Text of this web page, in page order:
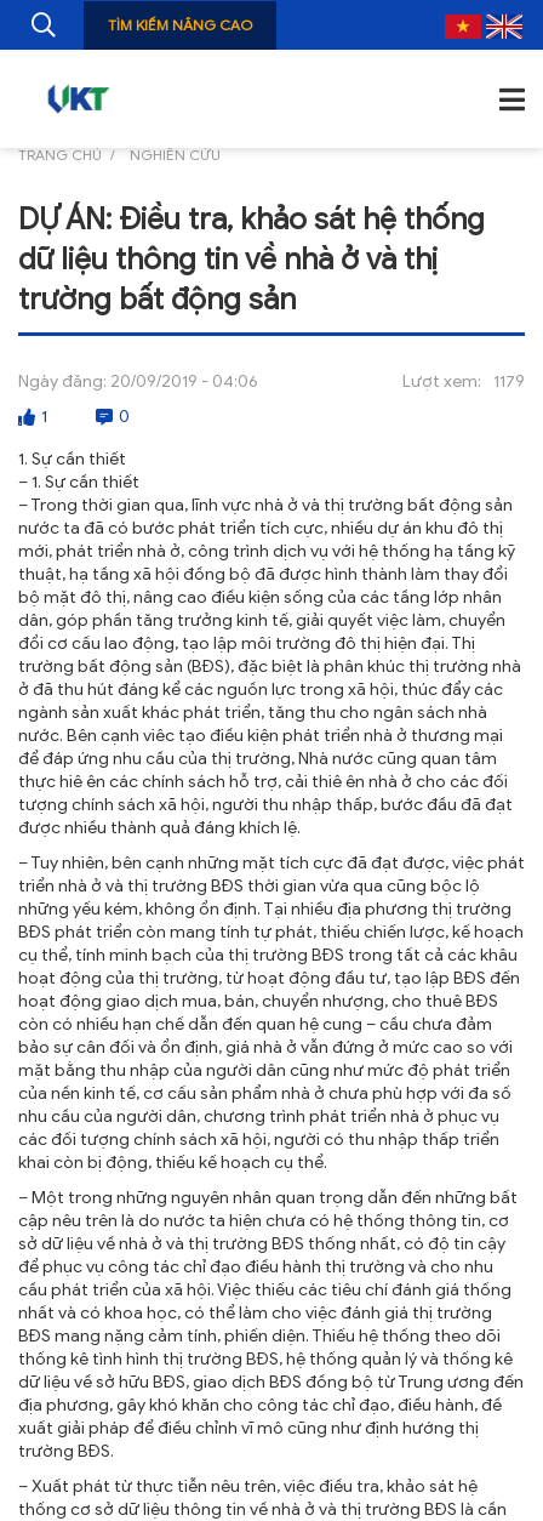
GIỚI THIỆU
TIN TỨC
NGHIÊN CỨU
ẤN PHẨM
TƯ VẤN
THÔNG TIN CÔNG BỐ
TRA CỨU VĂN BẢN
TRAO ĐỔI
TÌM KIẾM NÂNG CAO
TRANG CHỦ NGHIÊN CỨU
DỰ ÁN: Điều tra, khảo sát hệ thống
dữ liệu thông tin về nhà ở và thị
trường bất động sản
Ngày đăng: 20/09/2019 - 04:06 Lượt xem:
1179
1
0
1. Sự cần thiết
– 1. Sự cần thiết
– Trong thời gian qua, lĩnh vực nhà ở và thị trường bất động sản
nước ta đã có bước phát triển tích cực, nhiều dự án khu đô thị
mới, phát triển nhà ở, công trình dịch vụ với hệ thống hạ tầng kỹ
thuật, hạ tầng xã hội đồng bộ đã được hình thành làm thay đổi
bộ mặt đô thị, nâng cao điều kiện sống của các tầng lớp nhân
dân, góp phần tăng trưởng kinh tế, giải quyết việc làm, chuyển
đổi cơ cấu lao động, tạo lập môi trường đô thị hiện đại. Thị
trường bất động sản (BĐS), đặc biệt là phân khúc thị trường nhà
ở đã thu hút đáng kể các nguồn lực trong xã hội, thúc đẩy các
ngành sản xuất khác phát triển, tăng thu cho ngân sách nhà
nước. Bên cạnh viêc tạo điều kiện phát triển nhà ở thương mại
để đáp ứng nhu cầu của thị trường, Nhà nước cũng quan tâm
thực hiê ên các chính sách hỗ trợ, cải thiê ên nhà ở cho các đối
tượng chính sách xã hội, người thu nhập thấp, bước đầu đã đạt
được nhiều thành quả đáng khích lệ.
– Tuy nhiên, bên cạnh những mặt tích cực đã đạt được, việc phát
triển nhà ở và thị trường BĐS thời gian vừa qua cũng bộc lộ
những yếu kém, không ổn định. Tại nhiều địa phương thị trường
BĐS phát triển còn mang tính tự phát, thiếu chiến lược, kế hoạch
cụ thể, tính minh bạch của thị trường BĐS trong tất cả các khâu
hoạt động của thị trường, từ hoạt động đầu tư, tạo lập BĐS đến
hoạt động giao dịch mua, bán, chuyển nhượng, cho thuê BĐS
còn có nhiều hạn chế dẫn đến quan hệ cung – cầu chưa đảm
bảo sự cân đối và ổn định, giá nhà ở vẫn đứng ở mức cao so với
mặt bằng thu nhập của người dân cũng như mức độ phát triển
của nền kinh tế, cơ cấu sản phẩm nhà ở chưa phù hợp với đa số
nhu cầu của người dân, chương trình phát triển nhà ở phục vụ
các đối tượng chính sách xã hội, người có thu nhập thấp triển
khai còn bị động, thiếu kế hoạch cụ thể.
– Một trong những nguyên nhân quan trọng dẫn đến những bất
cập nêu trên là do nước ta hiện chưa có hệ thống thông tin, cơ
sở dữ liệu về nhà ở và thị trường BĐS thống nhất, có độ tin cậy
để phục vụ công tác chỉ đạo điều hành thị trường và cho nhu
cầu phát triển của xã hội. Việc thiếu các tiêu chí đánh giá thống
nhất và có khoa học, có thể làm cho việc đánh giá thị trường
BĐS mang nặng cảm tính, phiến diện. Thiếu hệ thống theo dõi
thống kê tình hình thị trường BĐS, hệ thống quản lý và thống kê
dữ liệu về sở hữu BĐS, giao dịch BĐS đồng bộ từ Trung ương đến
địa phương, gây khó khăn cho công tác chỉ đạo, điều hành, đề
xuất giải pháp để điều chỉnh vĩ mô cũng như định hướng thị
trường BĐS.
– Xuất phát từ thực tiễn nêu trên, việc điều tra, khảo sát hệ
thống cơ sở dữ liệu thông tin về nhà ở và thị trường BĐS là cần